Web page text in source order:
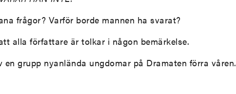
frågor? Varför borde mannen ha svarat?
alla författare är tolkar i någon bemärkelse.
en grupp nyanlända ungdomar på Dramaten förra våren.